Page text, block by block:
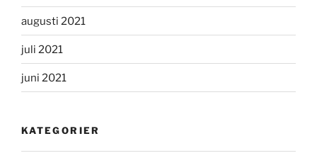
augusti 2021
juli 2021
juni 2021
KATEGORIER